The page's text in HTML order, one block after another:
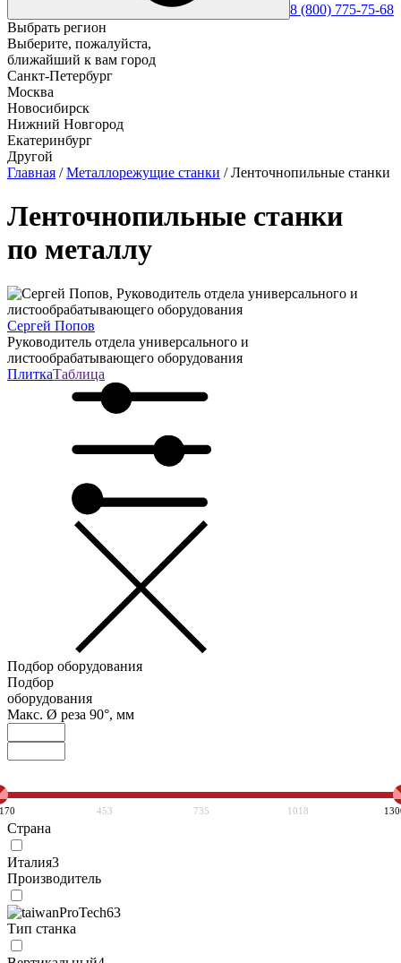
8 (800) 775-75-68
Выбрать регион
Выберите, пожалуйста,
ближайший к вам город
Санкт-Петербург
Москва
Новосибирск
Нижний Новгород
Екатеринбург
Другой
Главная /Металлорежущие станки /Ленточнопильные станки
Ленточнопильные станки
по металлу
Сергей Попов
Руководитель отдела универсального и
листообрабатывающего оборудования
ПлиткаТаблица
Подбор оборудования
Подбор
оборудования
Макс. Ø реза 90°, мм
453 735 1018
Страна
Италия3
Производитель
ProTech63
Тип станка